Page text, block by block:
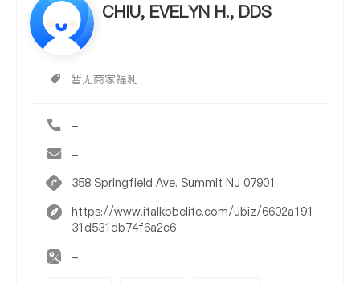
CHIU, EVELYN H., DDS
暂无商家福利
-
-
358 Springfield Ave. Summit NJ 07901
https://www.italkbbelite.com/ubiz/6602a191
31d531db74f6a2c6
-